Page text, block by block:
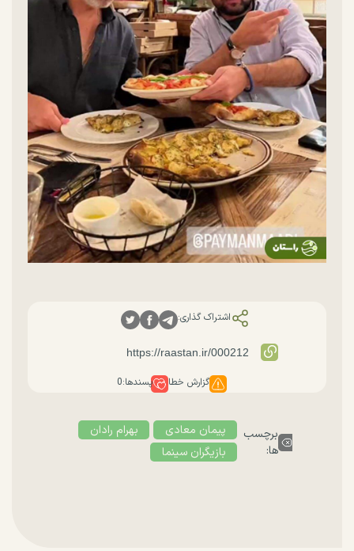
اشتراک گذاری:
گزارش خطا پسندها:0
برچسب
ها:
پیمان معادی
بهرام رادان
بازیگران سینما